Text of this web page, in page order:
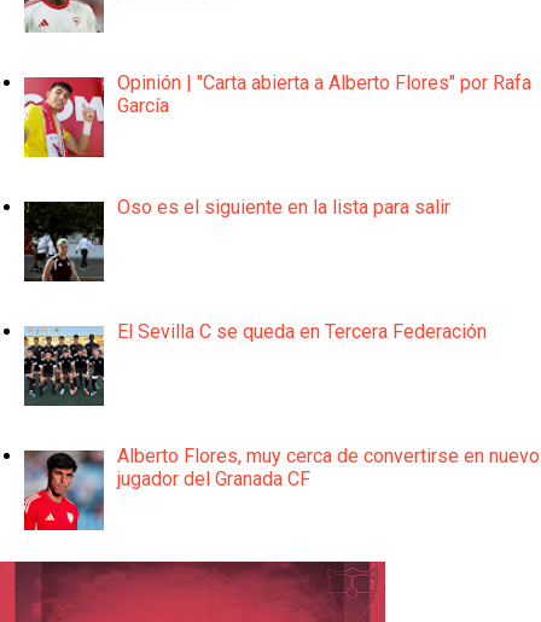
Opinión | "Carta abierta a Alberto Flores" por Rafa
García
Oso es el siguiente en la lista para salir
El Sevilla C se queda en Tercera Federación
Alberto Flores, muy cerca de convertirse en nuevo
jugador del Granada CF